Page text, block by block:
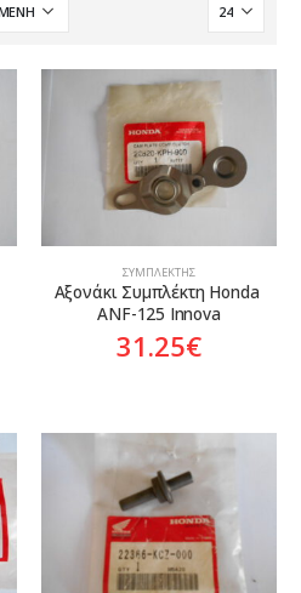
Γνήσιο
ΣΥΜΠΛΈΚΤΗΣ
Αξονάκι Συμπλέκτη Honda
ANF-125 Innova
31.25€